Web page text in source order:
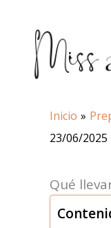
contenido
Inicio
23/06/2025
Qué